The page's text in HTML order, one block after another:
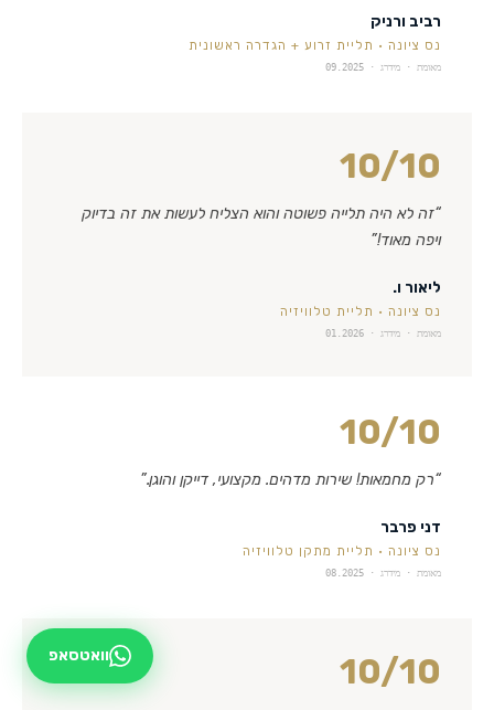
רביב ורניק
נס ציונה · תליית זרוע + הגדרה ראשונית
מאומת · מידרג · 09.2025
10/10
“זה לא היה תלייה פשוטה והוא הצליח לעשות את זה בדיוק
ויפה מאוד!”
ליאור ו.
נס ציונה · תליית טלוויזיה
מאומת · מידרג · 01.2026
10/10
“רק מחמאות! שירות מדהים. מקצועי, דייקן והוגן.”
דני פרבר
נס ציונה · תליית מתקן טלוויזיה
מאומת · מידרג · 08.2025
10/10 וואטסאפ